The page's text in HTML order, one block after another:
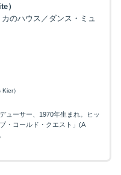
）
のハウス／ダンス・ミュ
）
ューサー、1970年生まれ。ヒッ
・コールド・クエスト」(A